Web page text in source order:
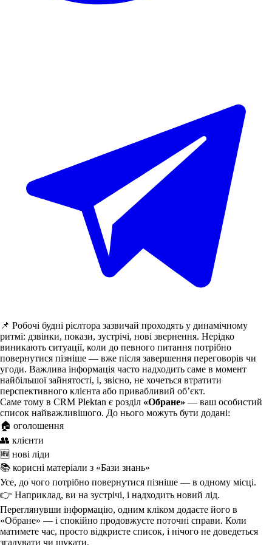
📌 Робочі будні рієлтора зазвичай проходять у динамічному
ритмі: дзвінки, покази, зустрічі, нові звернення. Нерідко
виникають ситуації, коли до певного питання потрібно
повернутися пізніше — вже після завершення переговорів чи
угоди. Важлива інформація часто надходить саме в момент
найбільшої зайнятості, і, звісно, не хочеться втратити
перспективного клієнта або привабливий об’єкт.
Саме тому в CRM Plektan є розділ «Обране» — ваш особистий
список найважливішого. До нього можуть бути додані:
🏠 оголошення
👥 клієнти
🆕 нові ліди
📚 корисні матеріали з «Бази знань»
Усе, до чого потрібно повернутися пізніше — в одному місці.
👉 Наприклад, ви на зустрічі, і надходить новий лід.
Переглянувши інформацію, одним кліком додаєте його в
«Обране» — і спокійно продовжуєте поточні справи. Коли
матимете час, просто відкриєте список, і нічого не доведеться
згадувати чи шукати.